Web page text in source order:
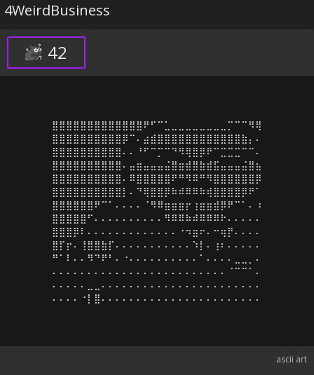
4WeirdBusiness
42
⣿⣿⣿⣿⣿⣿⣿⣿⣿⣿⣿⣿⣿⠟⠋⠉⣁⣀⣀⣀⣀⣀⣀⣀⣀⡉⠉⠉⠻⢿
⣿⣿⣿⣿⣿⣿⣿⣿⣿⣿⡿⠉⠄⣴⣾⣿⣿⣿⣿⣿⣿⣿⣿⣿⣿⣿⣿⣷⡄⠄
⣿⣿⣿⣿⣿⣿⣿⣿⣿⣿⠄⠄⠘⠋⠉⡉⠉⠙⠻⢿⣿⡿⠟⠉⣉⣉⣉⠉⠉⠄
⣿⣿⣿⣿⣿⣿⣿⣿⣿⣿⠄⣤⣶⣤⣤⣤⣬⣿⣶⣾⣿⣷⣾⣯⣤⣤⣤⣬⣿⣦
⣿⣿⣿⣿⣿⣿⣿⣿⣿⣿⠄⠿⣿⣿⣿⣿⣿⠟⠛⠻⠿⠛⠻⣿⣿⣿⣿⣿⣿⡿
⣿⣿⣿⣿⣿⣿⣿⣿⣿⣿⡇⠄⠙⢿⣿⣿⡿⠷⠾⠿⠿⠷⢾⣿⣿⣿⣿⡿⠟⠁
⣿⣿⣿⣿⣿⣿⠟⠉⠁⠄⠄⠄⠄⠈⠻⠿⣶⣶⣶⡖⢰⣶⣶⣾⡿⠟⠉⠁⠄⠰
⣿⣿⣿⣿⣿⠋⠄⠄⠄⠄⠄⠄⠄⠄⠄⠄⠻⠿⠿⠷⠾⠿⠿⠿⠗⠄⠄⠄⠄⠄
⣿⣿⣿⡿⠇⠄⠄⠄⠄⠄⠄⠄⠄⠄⠄⠄⠄⠄⠐⠲⣶⠖⠄⠒⢶⡟⠄⠄⠄⠄
⣿⡏⡖⠄⢸⣿⣿⣷⡏⠄⠄⠄⠄⠄⠄⠄⠄⠄⠄⠄⠱⡇⠄⢰⠆⠄⠄⠄⠄⠄
⠛⠁⠇⠄⠄⠻⠙⠟⠃⠄⠐⠄⠄⠄⠄⠄⠄⠄⠄⠄⠄⠁⠄⠄⠄⠄⣀⣀⡀⠄
⠄⠄⠄⠄⠄⠄⠄⠄⠄⠄⠄⠄⠄⠄⠄⠄⠄⠄⠄⠄⠄⠄⠄⠄⠄⠈⠉⠉⠁⠄
⠄⠄⠄⠄⠄⣀⣀⠄⠄⠄⠄⠄⠄⠄⠄⠄⠄⠄⠄⠄⠄⠄⠄⠄⠄⠄⠄⠄⠄⠄
⠄⠄⠄⠄⠐⡇⣿⠄⠄⠄⠄⠄⠄⠄⠄⠄⠄⠄⠄⠄⠄⠄⠄⠄⠄⠄⠄⠄⠄⠄
ascii art